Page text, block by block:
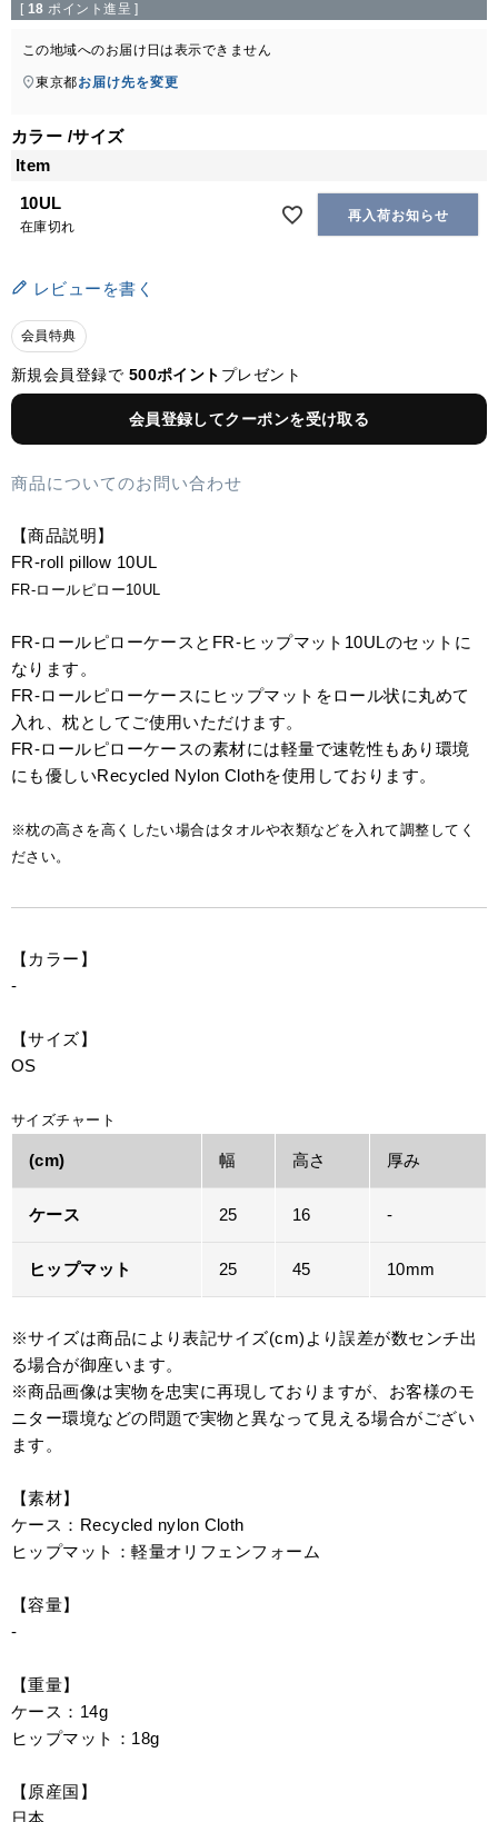
[ 18 ポイント進呈 ]
この地域へのお届け日は表示できません
東京都お届け先を変更
カラー サイズ
Item
10UL
在庫切れ
再入荷お知らせ
レビューを書く
会員特典
新規会員登録で 500ポイント プレゼント
会員登録してクーポンを受け取る
商品についてのお問い合わせ
【商品説明】
FR-roll pillow 10UL
FR-ロールピロー10UL
FR-ロールピローケースとFR-ヒップマット10ULのセットに
なります。
FR-ロールピローケースにヒップマットをロール状に丸めて
入れ、枕としてご使用いただけます。
FR-ロールピローケースの素材には軽量で速乾性もあり環境
にも優しいRecycled Nylon Clothを使用しております。
※枕の高さを高くしたい場合はタオルや衣類などを入れて調整してく
ださい。
【カラー】
-
【サイズ】
OS
サイズチャート
(cm) 幅 高さ 厚み
ケース 25 16 -
ヒップマット 25 45 10mm
※サイズは商品により表記サイズ(cm)より誤差が数センチ出
る場合が御座います。
※商品画像は実物を忠実に再現しておりますが、お客様のモ
ニター環境などの問題で実物と異なって見える場合がござい
ます。
【素材】
ケース：Recycled nylon Cloth
ヒップマット：軽量オリフェンフォーム
【容量】
-
【重量】
ケース：14g
ヒップマット：18g
【原産国】